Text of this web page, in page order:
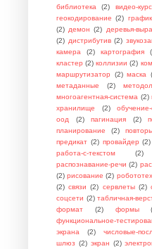
библиотека
(2) видео-курс
геокодирование (2)
(2) демон (2) деревья-
(2) дистрибутив (2)
камера
(2) картография
кластер (2) коллизии (2)
маршрутизатор
(2) маска
метаданные
(2)
многоагентная-система (2)
хранилище
(2)
оод
(2) пагинация (2)
планирование
(2)
предикат (2) провайдер (2)
работа-с-текстом
(2)
распознавание-речи (2)
(2) рисование (2)
(2) связи (2) сервлеты (2)
соцсети (2) табличная-
формат
(2) формы
функциональное-
экрана
(2) числовые-
шлюз (2) экран (2)